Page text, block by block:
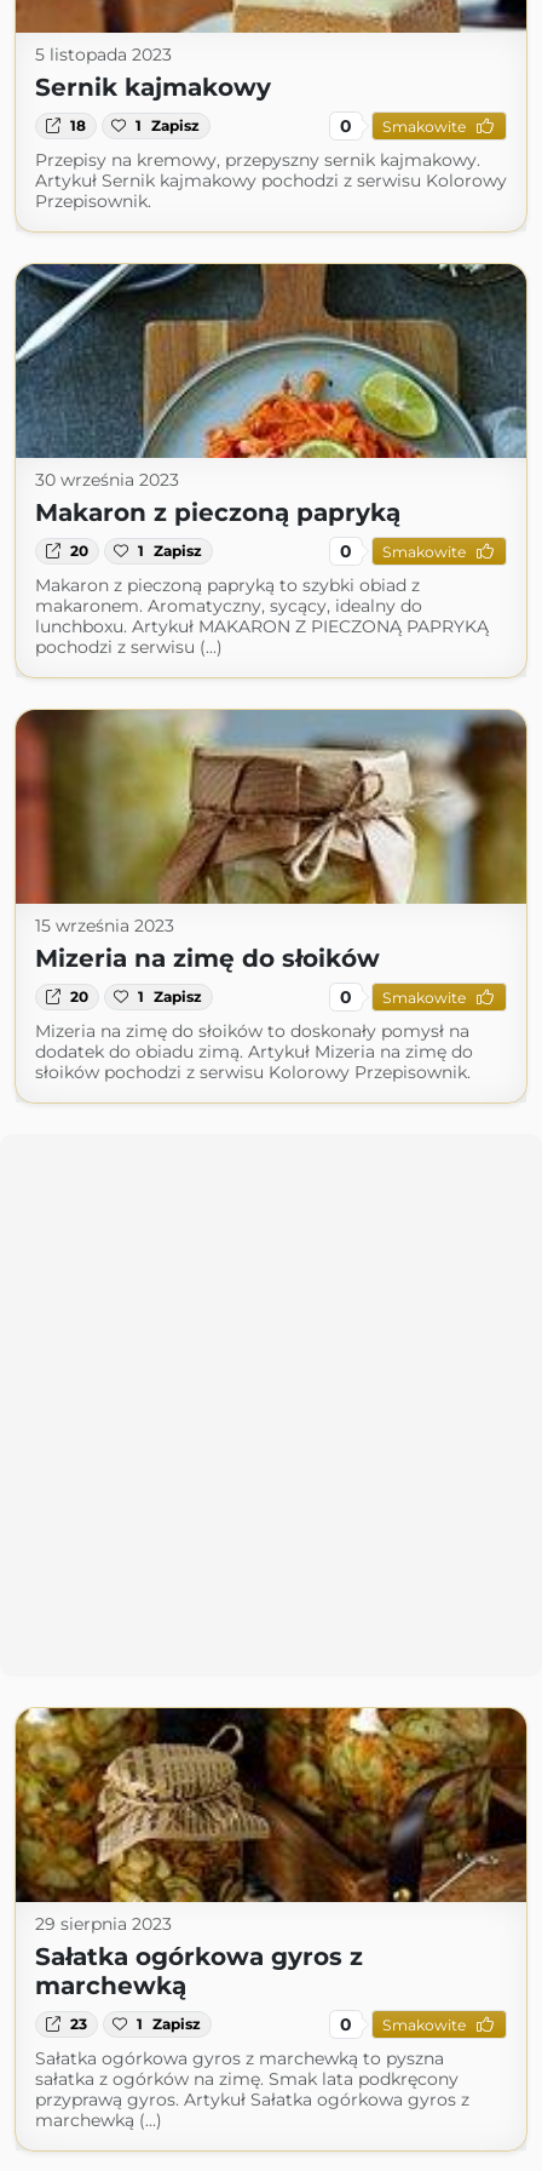
5 listopada 2023
Sernik kajmakowy
18 1 Zapisz 0 Smakowite
Przepisy na kremowy, przepyszny sernik kajmakowy.
Artykuł Sernik kajmakowy pochodzi z serwisu Kolorowy
Przepisownik.
30 września 2023
Makaron z pieczoną papryką
20 1 Zapisz 0 Smakowite
Makaron z pieczoną papryką to szybki obiad z
makaronem. Aromatyczny, sycący, idealny do
lunchboxu. Artykuł MAKARON Z PIECZONĄ PAPRYKĄ
pochodzi z serwisu (...)
15 września 2023
Mizeria na zimę do słoików
20 1 Zapisz 0 Smakowite
Mizeria na zimę do słoików to doskonały pomysł na
dodatek do obiadu zimą. Artykuł Mizeria na zimę do
słoików pochodzi z serwisu Kolorowy Przepisownik.
29 sierpnia 2023
Sałatka ogórkowa gyros z
marchewką
23 1 Zapisz 0 Smakowite
Sałatka ogórkowa gyros z marchewką to pyszna
sałatka z ogórków na zimę. Smak lata podkręcony
przyprawą gyros. Artykuł Sałatka ogórkowa gyros z
marchewką (...)